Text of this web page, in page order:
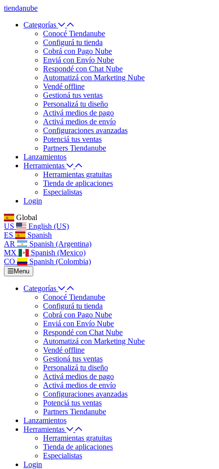
tiendanube
Categorías
Conocé Tiendanube
Configurá tu tienda
Cobrá con Pago Nube
Enviá con Envío Nube
Respondé con Chat Nube
Automatizá con Marketing Nube
Vendé offline
Gestioná tus ventas
Personalizá tu diseño
Activá medios de pago
Activá medios de envío
Configuraciones avanzadas
Potenciá tus ventas
Partners Tiendanube
Lanzamientos
Herramientas
Herramientas gratuitas
Tienda de aplicaciones
Especialistas
Login
Global
US
English (US)
ES
Spanish
AR
Spanish (Argentina)
MX
Spanish (Mexico)
CO
Spanish (Colombia)
Menu
Categorías
Conocé Tiendanube
Configurá tu tienda
Cobrá con Pago Nube
Enviá con Envío Nube
Respondé con Chat Nube
Automatizá con Marketing Nube
Vendé offline
Gestioná tus ventas
Personalizá tu diseño
Activá medios de pago
Activá medios de envío
Configuraciones avanzadas
Potenciá tus ventas
Partners Tiendanube
Lanzamientos
Herramientas
Herramientas gratuitas
Tienda de aplicaciones
Especialistas
Login